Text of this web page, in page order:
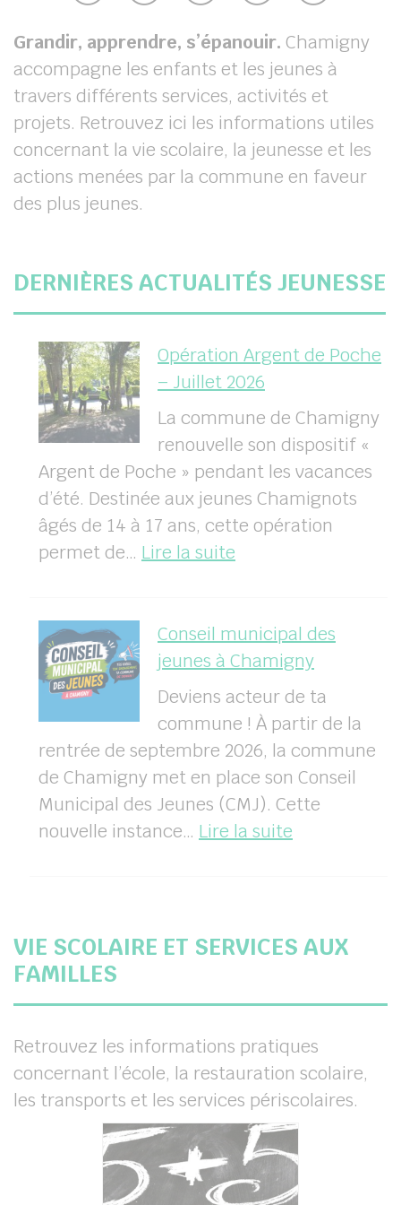
Grandir, apprendre, s’épanouir. Chamigny
accompagne les enfants et les jeunes à
travers différents services, activités et
projets. Retrouvez ici les informations utiles
concernant la vie scolaire, la jeunesse et les
actions menées par la commune en faveur
des plus jeunes.
DERNIÈRES ACTUALITÉS JEUNESSE
Opération Argent de Poche
– Juillet 2026
La commune de Chamigny
renouvelle son dispositif «
Argent de Poche » pendant les vacances
d’été. Destinée aux jeunes Chamignots
âgés de 14 à 17 ans, cette opération
permet de… Lire la suite
de
Poche
Juillet
2026
Conseil municipal des
jeunes à Chamigny
Deviens acteur de ta
commune ! À partir de la
rentrée de septembre 2026, la commune
de Chamigny met en place son Conseil
Municipal des Jeunes (CMJ). Cette
nouvelle instance… Lire la suite
jeunes
VIE SCOLAIRE ET SERVICES AUX
FAMILLES
Retrouvez les informations pratiques
concernant l’école, la restauration scolaire,
les transports et les services périscolaires.